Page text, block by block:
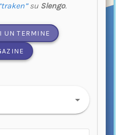
su Slengo.
UN TERMINE